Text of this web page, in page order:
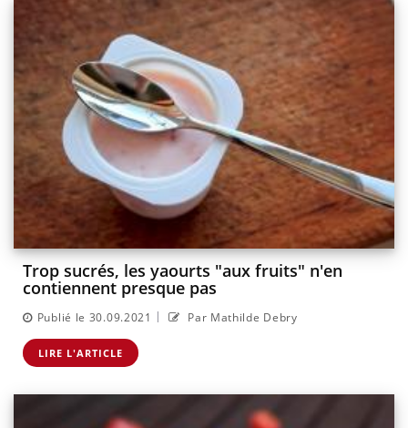
Trop sucrés, les yaourts "aux fruits" n'en
contiennent presque pas
Publié le 30.09.2021 | Par Mathilde Debry
LIRE L'ARTICLE